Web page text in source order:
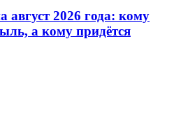
август 2026 года: кому
а кому придётся